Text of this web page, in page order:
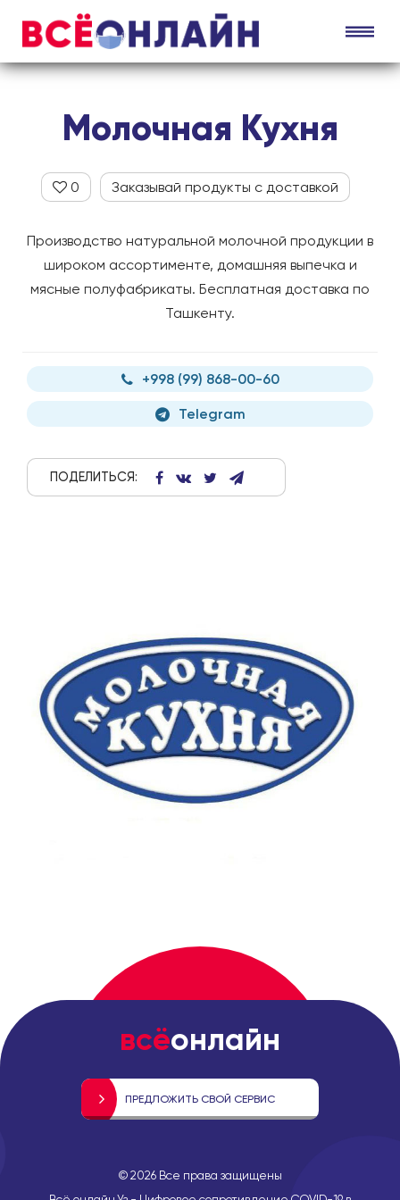
Молочная Кухня
0 Заказывай продукты с доставкой
Производство натуральной молочной продукции в
широком ассортименте, домашняя выпечка и
мясные полуфабрикаты. Бесплатная доставка по
Ташкенту.
+998 (99) 868-00-60
Telegram
ПОДЕЛИТЬСЯ:
всёонлайн
ПРЕДЛОЖИТЬ СВОЙ СЕРВИС
©2026Все права защищены